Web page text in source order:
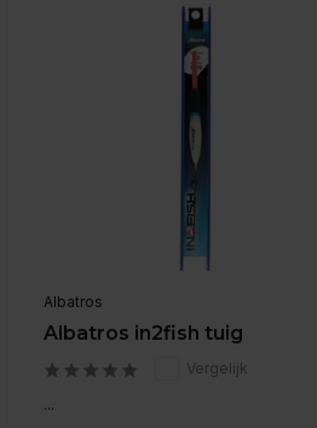
Albatros
Albatros in2fish tuig
Vergelijk
...